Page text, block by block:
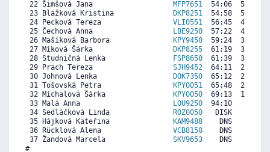
22 Šimšová Jana MFP7651
54:06  5221
23 Blažková Kristina
DKP8251
54:58  5016
24 Pecková Tereza VLI0551
56:45  4592
25 Čechová Anna
LBE9250
57:22  4446
26 Mašíková Barbora
KPY9450
59:24  3963
27 Míková Šárka
DKP8255
61:19  3509
28 Studničná Lenka
FSP8650
61:39  3429
29 Prach Tereza SJH9452
64:11  2828
30 Johnová Lenka
DOK7350
65:12  2587
31 Tošovská Petra
KPY0051
65:48  2445
32 Míchalová Šárka
KPY0050
69:13  1634
33 Malá Anna
LOU9250
94:10     0
34 Sedláčková Linda
ROZ0050
DISK     0
35 Hájková Kateřina
KAM9488
DNS     0
36 Rücklová Alena VCB8150
DNS     0
37 Žandová Marcela SKV9653
DNS     0